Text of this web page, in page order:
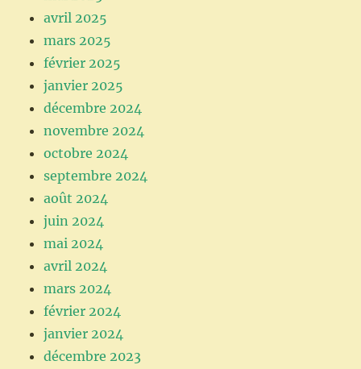
avril 2025
mars 2025
février 2025
janvier 2025
décembre 2024
novembre 2024
octobre 2024
septembre 2024
août 2024
juin 2024
mai 2024
avril 2024
mars 2024
février 2024
janvier 2024
décembre 2023